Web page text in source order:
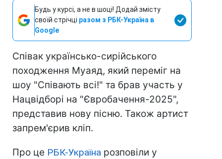
Будь у курсі, а не в шоці! Додай змісту
своїй стрічці разом з РБК-Україна в
Google
Співак українсько-сирійського
походження Муаяд, який переміг на
шоу "Співають всі!" та брав участь у
Нацвідборі на "Євробачення-2025",
представив нову пісню. Також артист
запрем'єрив кліп.
Про це РБК-Україна розповіли у